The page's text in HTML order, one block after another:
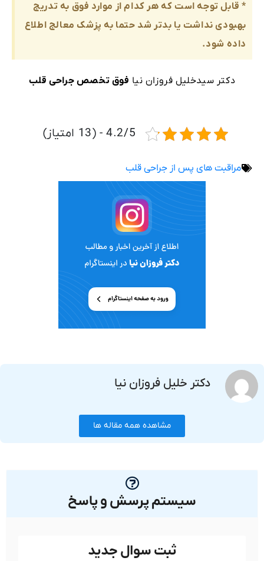
* قابل توجه است که هر کدام از موارد فوق به تدریج
بهبودی نداشت یا بدتر شد حتما به پزشک معالج اطلاع
داده شود.
دکتر سیدخلیل فروزان نیا فوق تخصص جراحی قلب
4.2/5 - (13 امتیاز)
مراقبت های پس از جراحی قلب
دکتر خلیل فروزان نیا
مشاهده همه مقاله ها
سیستم پرسش و پاسخ
ثبت سوال جدید